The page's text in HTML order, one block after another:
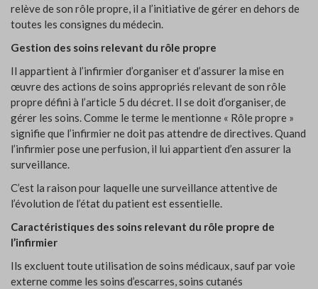
relève de son rôle propre, il a l’initiative de gérer en dehors de
toutes les consignes du médecin.
Gestion des soins relevant du rôle propre
Il appartient à l’infirmier d’organiser et d’assurer la mise en
œuvre des actions de soins appropriés relevant de son rôle
propre défini à l’article 5 du décret. Il se doit d’organiser, de
gérer les soins. Comme le terme le mentionne « Rôle propre »
signifie que l’infirmier ne doit pas attendre de directives. Quand
l’infirmier pose une perfusion, il lui appartient d’en assurer la
surveillance.
C’est la raison pour laquelle une surveillance attentive de
l’évolution de l’état du patient est essentielle.
Caractéristiques des soins relevant du rôle propre de
l’infirmier
Ils excluent toute utilisation de soins médicaux, sauf par voie
externe comme les soins d’escarres, soins cutanés